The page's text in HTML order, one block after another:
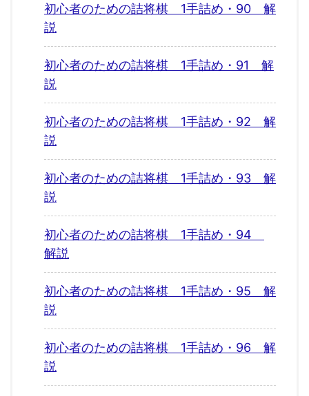
初心者のための詰将棋 1手詰め・90 解
説
初心者のための詰将棋 1手詰め・91 解
説
初心者のための詰将棋 1手詰め・92 解
説
初心者のための詰将棋 1手詰め・93 解
説
初心者のための詰将棋 1手詰め・94
解説
初心者のための詰将棋 1手詰め・95 解
説
初心者のための詰将棋 1手詰め・96 解
説